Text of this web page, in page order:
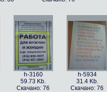
h-3160
59.73 Kb.
Скачано: 76
h-5934
31.4 Kb.
Скачано: 76